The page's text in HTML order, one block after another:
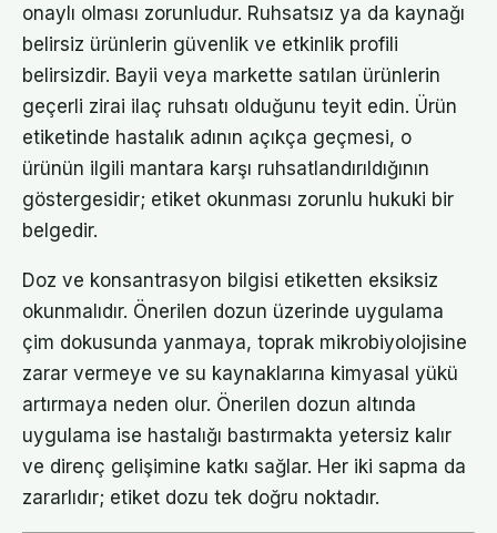
onaylı olması zorunludur. Ruhsatsız ya da kaynağı
belirsiz ürünlerin güvenlik ve etkinlik profili
belirsizdir. Bayii veya markette satılan ürünlerin
geçerli zirai ilaç ruhsatı olduğunu teyit edin. Ürün
etiketinde hastalık adının açıkça geçmesi, o
ürünün ilgili mantara karşı ruhsatlandırıldığının
göstergesidir; etiket okunması zorunlu hukuki bir
belgedir.
Doz ve konsantrasyon bilgisi etiketten eksiksiz
okunmalıdır. Önerilen dozun üzerinde uygulama
çim dokusunda yanmaya, toprak mikrobiyolojisine
zarar vermeye ve su kaynaklarına kimyasal yükü
artırmaya neden olur. Önerilen dozun altında
uygulama ise hastalığı bastırmakta yetersiz kalır
ve direnç gelişimine katkı sağlar. Her iki sapma da
zararlıdır; etiket dozu tek doğru noktadır.